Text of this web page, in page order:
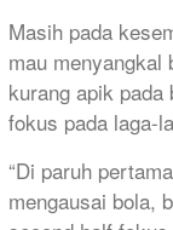
Masih pada
mau menyangkal
kurang apik
fokus pada laga-
“Di paruh
mengausai bola,